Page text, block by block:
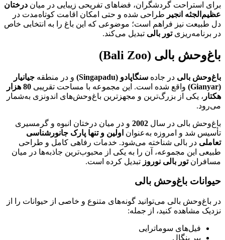
برای استراحت گردشگران، فضاهای تفریحی زیبایی در میان درختان
عظیم‌الجثه انجیر طراحی شده و حتی امکان اقامت کوتاه‌مدت در
دل طبیعت نیز فراهم است؛ موضوعی که این باغ را به انتخابی خاص
در برنامه‌ریزیتور بالی تبدیل می‌کند.
باغ‌وحش بالی (Bali Zoo)
باغ‌وحش بالی در جاده سنگاپادو (Singapadu) و در منطقه جیانیار
(Gianyar)
واقع شده است. این مجموعه با مساحت تقریبی
80 هزار
هکتار ، یکی از بزرگ‌ترین و مجهزترین باغ‌وحش‌های اندونزی به‌شمار
می‌رود.
باغ‌وحش بالی در سال 2002 و در میان درختان انبوه و گرمسیری
تأسیس شد و امروزه به‌عنوان اولین و تنها پارک جانورشناسی
تعاملی در بالی شناخته می‌شود. خدمات رفاهی کامل و طراحی
طبیعی این مجموعه، آن را به یکی از محبوب‌ترین جاذبه‌ها در میان
مسافرانتور بالی نوروز تبدیل کرده است.
حیوانات باغ‌وحش بالی
در باغ‌وحش بالی می‌توانید گونه‌های متنوع و خاصی از حیوانات را از
نزدیک مشاهده کنید، از جمله:
فیل‌های سوماترایی
ببر بنگال